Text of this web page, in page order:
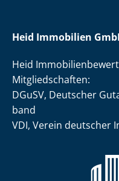
Heid Immobilien
Heid
Mit­glied­schaf­ten:
DGuSV, Deutscher
band
VDI, Verein deutscher